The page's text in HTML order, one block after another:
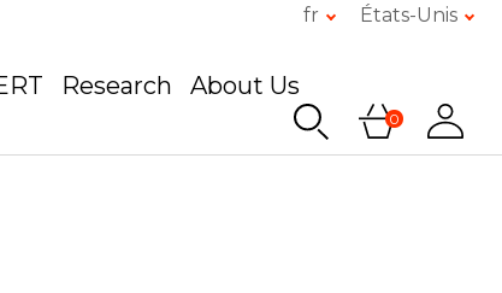
fr États-Unis
Research About Us
0